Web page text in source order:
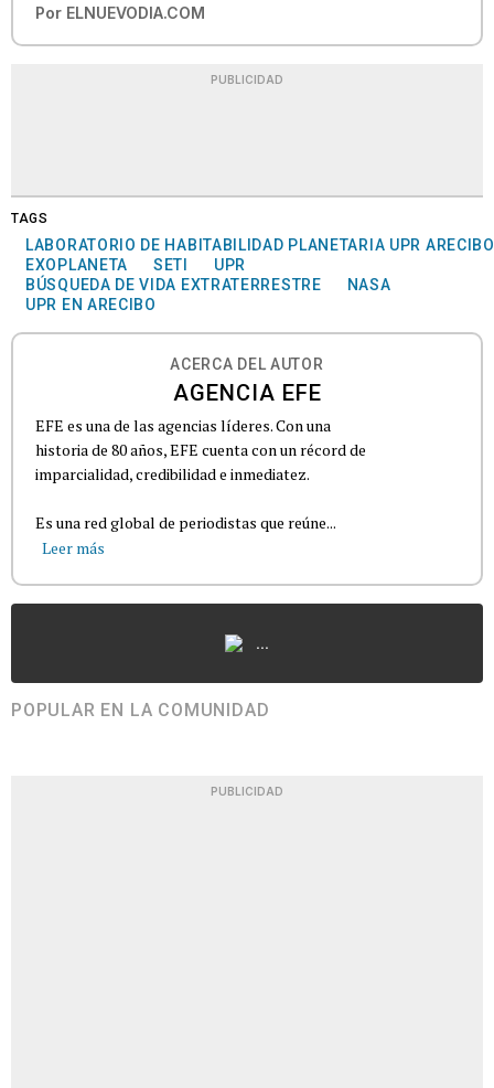
Por ELNUEVODIA.COM
PUBLICIDAD
TAGS
LABORATORIO DE HABITABILIDAD PLANETARIA UPR ARECIBO
EXOPLANETA
SETI
UPR
BÚSQUEDA DE VIDA EXTRATERRESTRE
NASA
UPR EN ARECIBO
ACERCA DEL AUTOR
AGENCIA EFE
EFE es una de las agencias líderes. Con una
historia de 80 años, EFE cuenta con un récord de
imparcialidad, credibilidad e inmediatez.
Es una red global de periodistas que reúne...
Leer más
...
POPULAR EN LA COMUNIDAD
PUBLICIDAD